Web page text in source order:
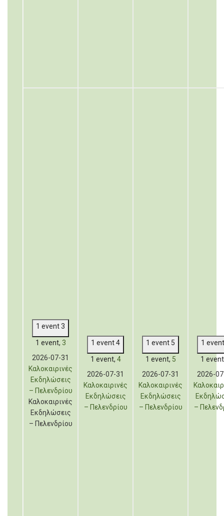
1 event3
1 event, 3
2026-07-31
Καλοκαιρινές
Εκδηλώσεις
– Πελενδρίου
Καλοκαιρινές
Εκδηλώσεις
– Πελενδρίου
1 event4
1 event, 4
2026-07-31
Καλοκαιρινές
Εκδηλώσεις
– Πελενδρίου
1 event 5
1 event, 5
2026-07-31
Καλοκαιρινές
Εκδηλώσεις
– Πελενδρίου
1
1
2026-
–